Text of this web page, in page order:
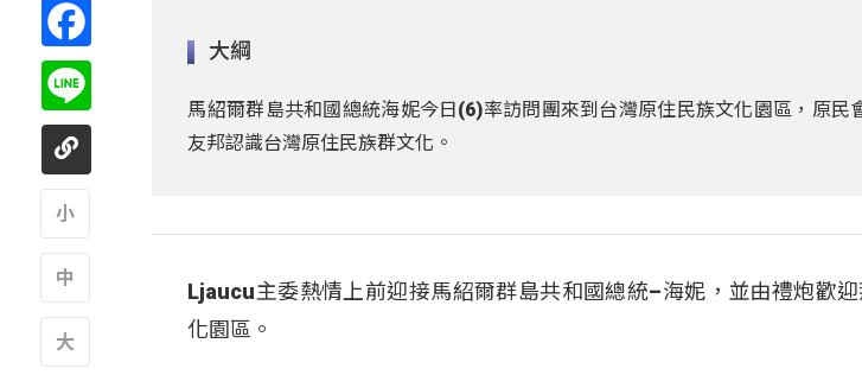
大綱
馬紹爾群島共和國總統海妮今日(6)率訪問團來到台灣原住民族文化園區，原民
友邦認識台灣原住民族群文化。
Ljaucu主委熱情上前迎接馬紹爾群島共和國總統–海妮，並由禮炮歡
化園區。